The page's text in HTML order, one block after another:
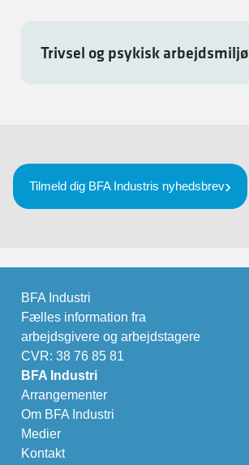
Trivsel og psykisk arbejdsmiljø
Tilmeld dig BFA Industris nyhedsbrev
BFA Industri
Fælles information fra
arbejdsgivere og arbejdstagere
CVR: 38 76 85 81
BFA Industri
Arrangementer
Om BFA Industri
Medier
Kontakt